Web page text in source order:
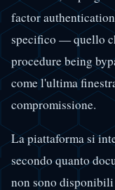
factor
specifico — quello
procedure being
come l'ultima
compromissione.
La piattaforma si
secondo quanto
non sono